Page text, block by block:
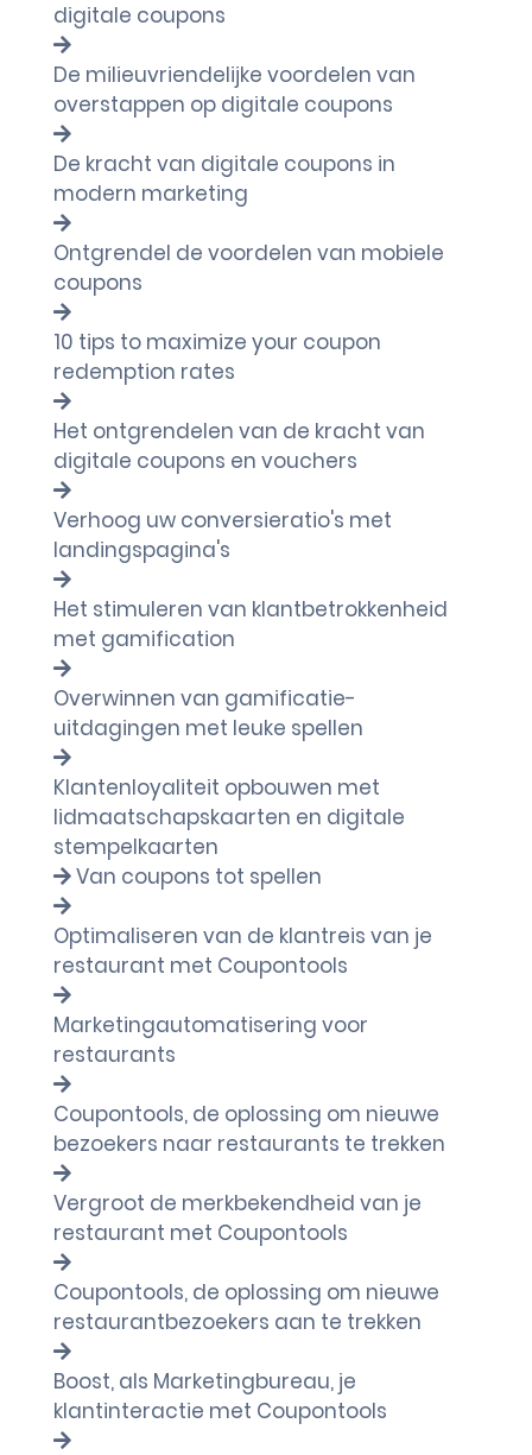
digitale coupons
De milieuvriendelijke voordelen van
overstappen op digitale coupons
De kracht van digitale coupons in
modern marketing
Ontgrendel de voordelen van mobiele
coupons
10 tips to maximize your coupon
redemption rates
Het ontgrendelen van de kracht van
digitale coupons en vouchers
Verhoog uw conversieratio's met
landingspagina's
Het stimuleren van klantbetrokkenheid
met gamification
Overwinnen van gamificatie-
uitdagingen met leuke spellen
Klantenloyaliteit opbouwen met
lidmaatschapskaarten en digitale
stempelkaarten
Van coupons tot spellen
Optimaliseren van de klantreis van je
restaurant met Coupontools
Marketingautomatisering voor
restaurants
Coupontools, de oplossing om nieuwe
bezoekers naar restaurants te trekken
Vergroot de merkbekendheid van je
restaurant met Coupontools
Coupontools, de oplossing om nieuwe
restaurantbezoekers aan te trekken
Boost, als Marketingbureau, je
klantinteractie met Coupontools